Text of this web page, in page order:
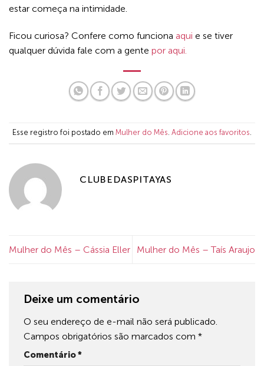
estar começa na intimidade.
Ficou curiosa? Confere como funciona aqui e se tiver
qualquer dúvida fale com a gente por aqui.
Esse registro foi postado em Mulher do Mês. Adicione aos favoritos.
CLUBEDASPITAYAS
Mulher do Mês – Cássia Eller Mulher do Mês – Taís Araujo
Deixe um comentário
O seu endereço de e-mail não será publicado.
Campos obrigatórios são marcados com *
Comentário*